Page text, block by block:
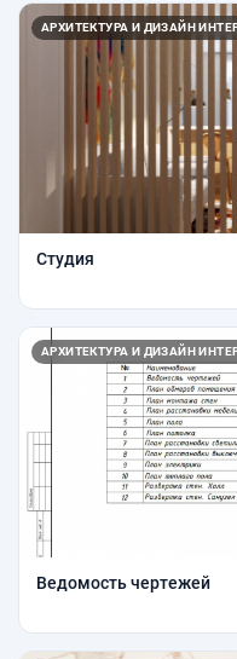
АРХИТЕКТУРА И ДИЗАЙН
Студия
АРХИТЕКТУРА И ДИЗАЙН
Ведомость чертежей